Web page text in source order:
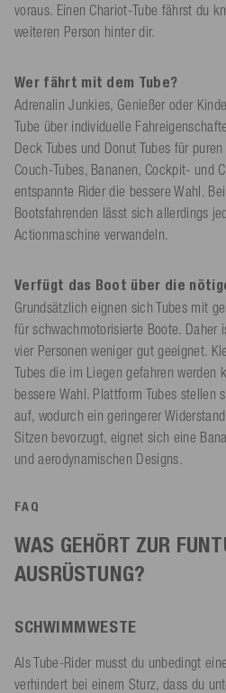
voraus. Einen Chariot-Tube fährst du
weiteren Person hinter dir.
Wer fährt mit dem Tube?
Adrenalin Junkies, Genießer oder
Tube über individuelle
Deck Tubes und Donut Tubes für
Couch-Tubes, Bananen, Cockpit- und
entspannte Rider die bessere Wahl.
Bootsfahrenden lässt sich allerdings
Actionmaschine verwandeln.
Verfügt das Boot über die
Grundsätzlich eignen sich Tubes mit
für schwachmotorisierte Boote. Daher
vier Personen weniger gut geeignet.
Tubes die im Liegen gefahren werden
bessere Wahl. Plattform Tubes stellen
auf, wodurch ein geringerer
Sitzen bevorzugt, eignet sich eine
und aerodynamischen Designs.
FAQ
WAS GEHÖRT ZUR
AUSRÜSTUNG?
SCHWIMMWESTE
Als Tube-Rider musst du unbedingt
verhindert bei einem Sturz, dass du